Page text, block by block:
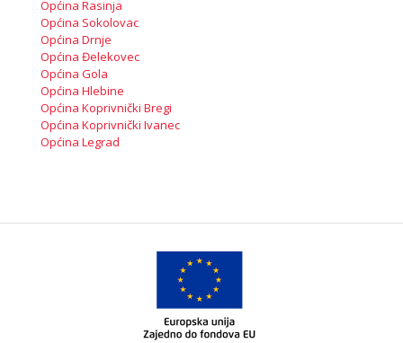
Općina Rasinja
Općina Sokolovac
Općina Drnje
Općina Đelekovec
Općina Gola
Općina Hlebine
Općina Koprivnički Bregi
Općina Koprivnički Ivanec
Općina Legrad